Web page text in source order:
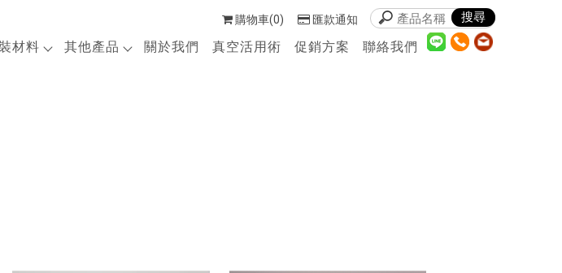
材料 其他產品 關於我們 真空活用術 促銷方案 聯絡我們
購物車(0) 匯款通知